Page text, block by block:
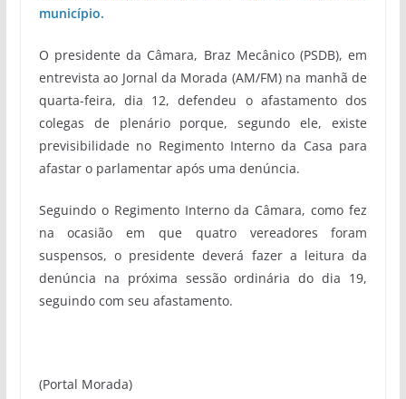
município.
O presidente da Câmara, Braz Mecânico (PSDB), em
entrevista ao Jornal da Morada (AM/FM) na manhã de
quarta-feira, dia 12, defendeu o afastamento dos
colegas de plenário porque, segundo ele, existe
previsibilidade no Regimento Interno da Casa para
afastar o parlamentar após uma denúncia.
Seguindo o Regimento Interno da Câmara, como fez
na ocasião em que quatro vereadores foram
suspensos, o presidente deverá fazer a leitura da
denúncia na próxima sessão ordinária do dia 19,
seguindo com seu afastamento.
(Portal Morada)